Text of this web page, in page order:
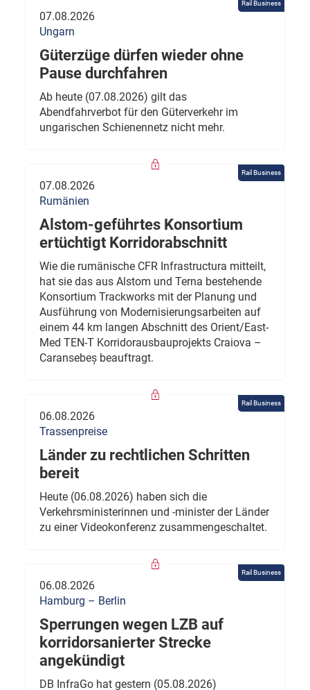
Rail Business
07.08.2026
Ungarn
Güterzüge dürfen wieder ohne
Pause durchfahren
Ab heute (07.08.2026) gilt das
Abendfahrverbot für den Güterverkehr im
ungarischen Schienennetz nicht mehr.
Rail Business
07.08.2026
Rumänien
Alstom-geführtes Konsortium
ertüchtigt Korridorabschnitt
Wie die rumänische CFR Infrastructura mitteilt,
hat sie das aus Alstom und Terna bestehende
Konsortium Trackworks mit der Planung und
Ausführung von Modernisierungsarbeiten auf
einem 44 km langen Abschnitt des Orient/East-
Med TEN-T Korridorausbauprojekts Craiova –
Caransebeș beauftragt.
Rail Business
06.08.2026
Trassenpreise
Länder zu rechtlichen Schritten
bereit
Heute (06.08.2026) haben sich die
Verkehrsministerinnen und -minister der Länder
zu einer Videokonferenz zusammengeschaltet.
Rail Business
06.08.2026
Hamburg – Berlin
Sperrungen wegen LZB auf
korridorsanierter Strecke
angekündigt
DB InfraGo hat gestern (05.08.2026)